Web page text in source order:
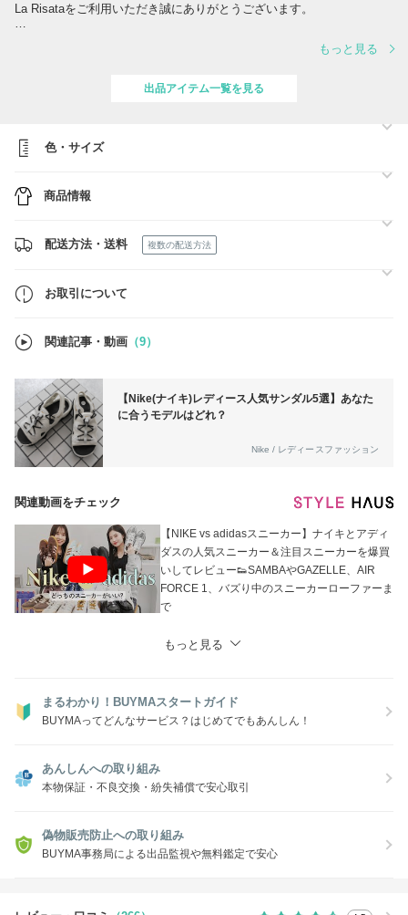
La Risataをご利用いただき誠にありがとうございます。
◆沖縄・離島へのお届け
◆追加料金
法」よりご選択ください。
リボンラッピングをご希望の方は、必ずご注文時にカート内「要望・相
談」欄へご記載ください。
ご注文時の記載がない場合や、ご注文後のリクエストには原則対応でき
かねます。
営業時間外でも可能な限り対応いたしますので、お気軽にご連絡くださ
もっと見る
出品アイテム一覧を見る
色・サイズ
商品情報
配送方法・送料 複数の配送方法
お取引について
関連記事・動画 （9）
【Nike(ナイキ)レディース人気サンダル5選】あなた
に合うモデルはどれ？
Nike / レディースファッション
関連動画をチェック
【NIKE vs adidasスニーカー】ナイキとアディ
ダスの人気スニーカー＆注目スニーカーを爆買
いしてレビュー👟SAMBAやGAZELLE、AIR
FORCE 1、バズり中のスニーカーローファーま
で
もっと見る
まるわかり！BUYMAスタートガイド
BUYMAってどんなサービス？はじめてでもあんしん！
あんしんへの取り組み
本物保証・不良交換・紛失補償で安心取引
偽物販売防止への取り組み
BUYMA事務局による出品監視や無料鑑定で安心